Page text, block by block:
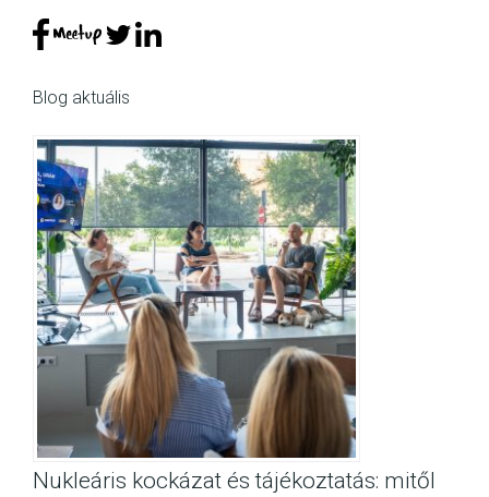
Blog aktuális
Nukleáris kockázat és tájékoztatás: mitől